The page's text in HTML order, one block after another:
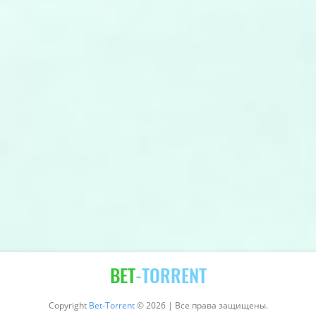
BET-TORRENT
Copyright Bet-Torrent© 2026 | Все права защищены.